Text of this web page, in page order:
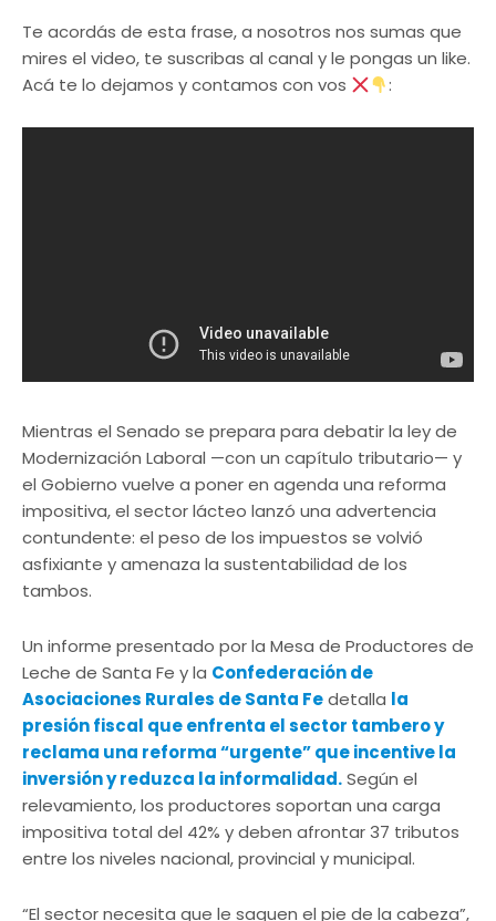
Te acordás de esta frase, a nosotros nos sumas que
mires el video, te suscribas al canal y le pongas un like.
Acá te lo dejamos y contamos con vos
​:
Mientras el Senado se prepara para debatir la ley de
Modernización Laboral —con un capítulo tributario— y
el Gobierno vuelve a poner en agenda una reforma
impositiva, el sector lácteo lanzó una advertencia
contundente: el peso de los impuestos se volvió
asfixiante y amenaza la sustentabilidad de los
tambos.
Un informe presentado por la Mesa de Productores de
Leche de Santa Fe y la Confederación de
Asociaciones Rurales de Santa Fedetalla la
presión fiscal que enfrenta el sector tambero y
reclama una reforma “urgente” que incentive la
inversión y reduzca la informalidad.Según el
relevamiento, los productores soportan una carga
impositiva total del 42% y deben afrontar 37 tributos
entre los niveles nacional, provincial y municipal.
“El sector necesita que le saquen el pie de la cabeza”,